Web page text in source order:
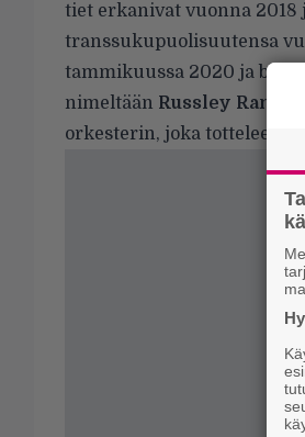
tiet erkanivat vuonna 2018
transsukupuolisuutensa
tammikuussa 2020 ja
nimeltään Russley
orkesterin, joka tottelee